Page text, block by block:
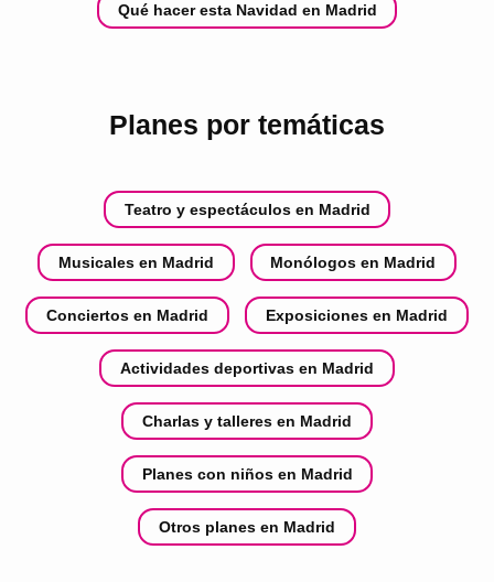
Qué hacer esta Navidad en Madrid
Planes por temáticas
Teatro y espectáculos en Madrid
Musicales en Madrid Monólogos en Madrid
Conciertos en Madrid Exposiciones en Madrid
Actividades deportivas en Madrid
Charlas y talleres en Madrid
Planes con niños en Madrid
Otros planes en Madrid